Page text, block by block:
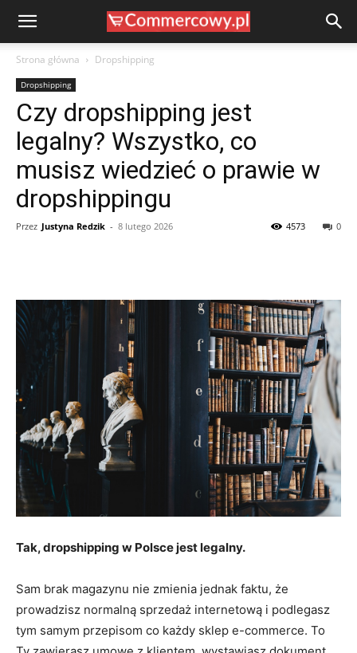
Strona główna Dropshipping
Dropshipping
Czy dropshipping jest
legalny? Wszystko, co
musisz wiedzieć o prawie w
dropshippingu
Przez Justyna Redzik - 8 lutego 2026 0
4573
Tak, dropshipping w Polsce jest legalny.
Sam brak magazynu nie zmienia jednak faktu, że
prowadzisz normalną sprzedaż internetową i podlegasz
tym samym przepisom co każdy sklep e-commerce. To